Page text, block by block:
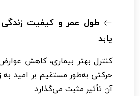
طول عمر و کیفیت زندگی
یابد
کنترل بهتر بیماری، کاهش
حرکتی به‌طور مستقیم بر امید
آن تأثیر مثبت می‌گذارد.